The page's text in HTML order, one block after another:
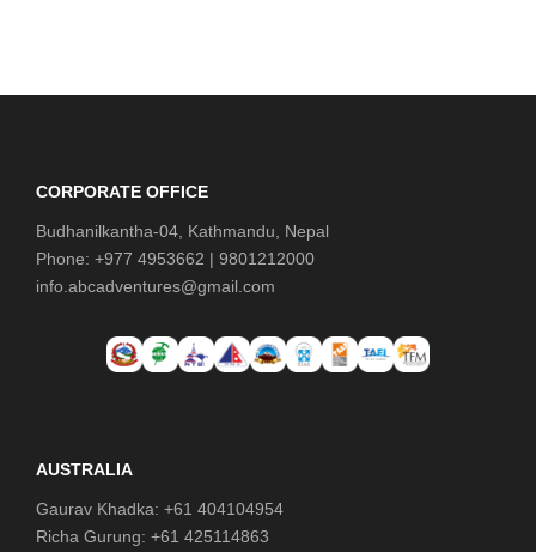
CORPORATE OFFICE
Budhanilkantha-04, Kathmandu, Nepal
Phone: +977 4953662 | 9801212000
info.abcadventures@gmail.com
AUSTRALIA
Gaurav Khadka: +61 404104954
Richa Gurung: +61 425114863